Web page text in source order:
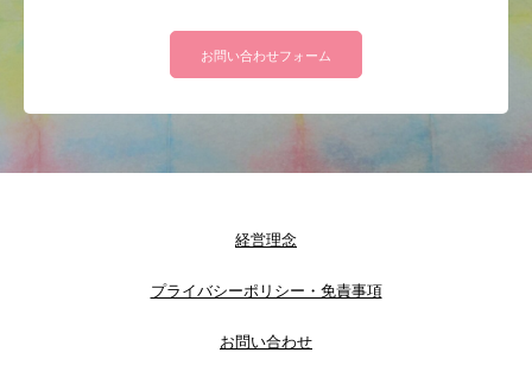
お問い合わせフォーム
経営理念
プライバシーポリシー・免責事項
お問い合わせ